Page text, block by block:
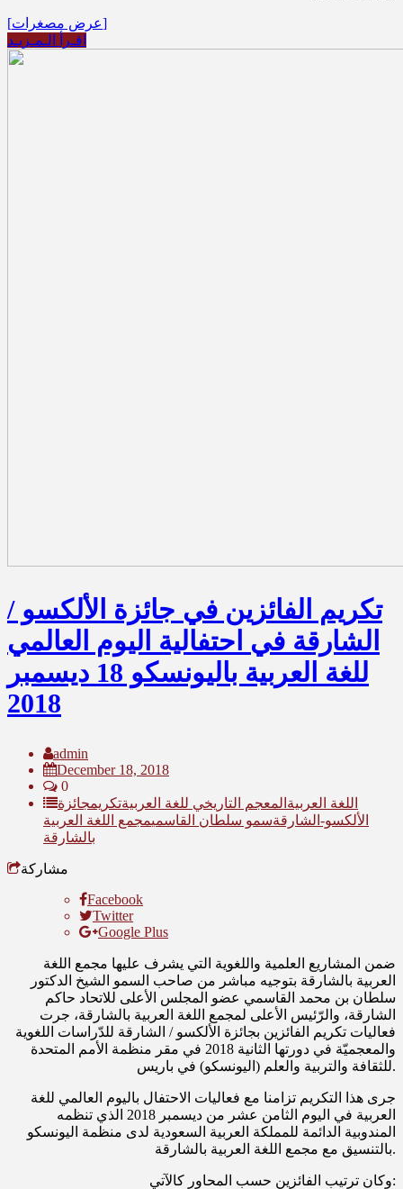
[عرض مصغرات]
اقـرأ الـمـزيـد
تكريم الفائزين في جائزة الألكسو /
الشارقة في احتفالية اليوم العالمي
للغة العربية باليونسكو 18 ديسمبر
2018
admin
December 18, 2018
0
اللغة العربية المعجم التاريخي للغة العربيةتكريمجائزة
الألكسو-الشارقةسمو سلطان القاسميمجمع اللغة العربية
بالشارقة
مشاركة
Facebook
Twitter
Google Plus
ضمن المشاريع العلمية واللغوية التي يشرف عليها مجمع اللغة
العربية بالشارقة بتوجيه مباشر من صاحب السمو الشيخ الدكتور
سلطان بن محمد القاسمي عضو المجلس الأعلى للاتحاد حاكم
الشارقة، والرّئيس الأعلى لمجمع اللغة العربية بالشارقة، جرت
فعاليات تكريم الفائزين بجائزة الألكسو / الشارقة للدّراسات اللغوية
والمعجميّة في دورتها الثانية 2018 في مقر منظمة الأمم المتحدة
للثقافة والتربية والعلم (اليونسكو) في باريس.
جرى هذا التكريم تزامنا مع فعاليات الاحتفال باليوم العالمي للغة
العربية في اليوم الثامن عشر من ديسمبر 2018 الذي تنظمه
المندوبية الدائمة للمملكة العربية السعودية لدى منظمة اليونسكو
بالتنسيق مع مجمع اللغة العربية بالشارقة.
وكان ترتيب الفائزين حسب المحاور كالآتي: